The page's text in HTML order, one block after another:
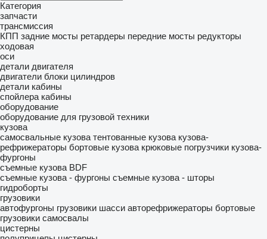
Категория
запчасти
трансмиссия
КПП задние мосты ретардеры передние мосты редукторы
ходовая
оси
детали двигателя
двигатели блоки цилиндров
детали кабины
спойлера кабины
оборудование
оборудование для грузовой техники
кузова
самосвальные кузова тентованные кузова кузова-
рефрижераторы бортовые кузова крюковые погрузчики кузова-
фургоны
съемные кузова BDF
съемные кузова - фургоны съемные кузова - шторы
гидроборты
грузовики
автофургоны грузовики шасси авторефрижераторы бортовые
грузовики самосвалы
цистерны